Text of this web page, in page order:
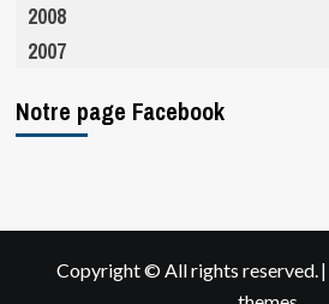
2008
2007
Notre page Facebook
Copyright © All rights reserved.|